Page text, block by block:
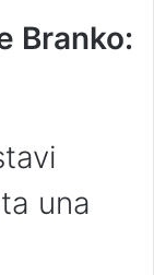
Branko:
una